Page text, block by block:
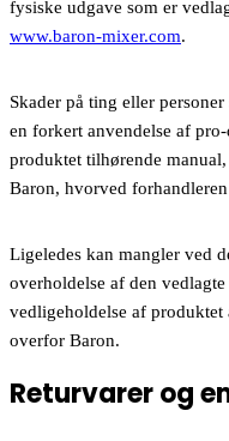
fysiske udgave som er
www.baron-mixer.com.
Skader på ting eller
en forkert anvendelse af
produktet tilhørende
Baron, hvorved
Ligeledes kan mangler ved
overholdelse af den
vedligeholdelse af
overfor Baron.
Returvarer og